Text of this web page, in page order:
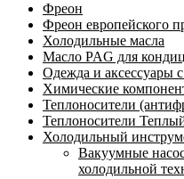
Фреон
Фреон европейского
Холодильные масла
Масло PAG для
Одежда и аксессуары
Химические
Теплоносители
Теплоносители
Холодильный
Вакуумные
холодильной